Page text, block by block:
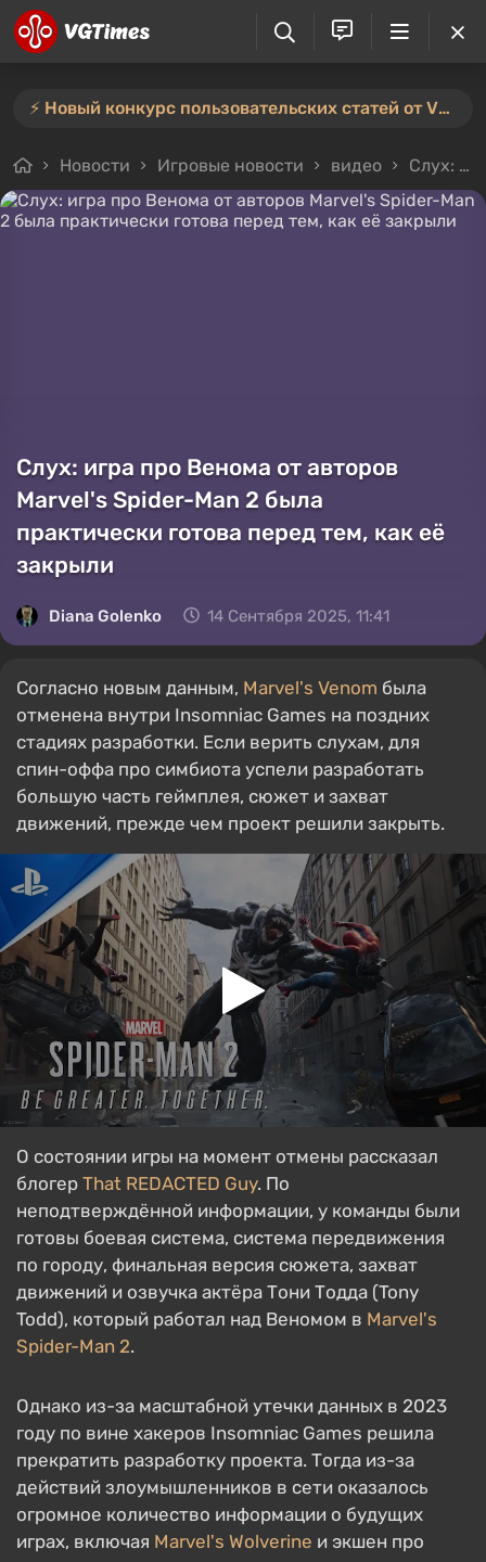
⚡️ Новый конкурс пользовательских статей от VGTimes — участвуйте тут ⚡️
Новости Игровые новости видео Слух: игра про Венома от авторов Marvel's Spider-Man 2 была практически готова перед тем, как её закрыли
Слух: игра про Венома от авторов
Marvel's Spider-Man 2 была
практически готова перед тем, как её
закрыли
Diana Golenko 14 Сентября 2025, 11:41
Согласно новым данным, Marvel's Venom была
отменена внутри Insomniac Games на поздних
стадиях разработки. Если верить слухам, для
спин-оффа про симбиота успели разработать
большую часть геймплея, сюжет и захват
движений, прежде чем проект решили закрыть.
О состоянии игры на момент отмены рассказал
блогер That REDACTED Guy. По
неподтверждённой информации, у команды были
готовы боевая система, система передвижения
по городу, финальная версия сюжета, захват
движений и озвучка актёра Тони Тодда (Tony
Todd), который работал над Веномом в Marvel's
Spider-Man 2.
Однако из-за масштабной утечки данных в 2023
году по вине хакеров Insomniac Games решила
прекратить разработку проекта. Тогда из-за
действий злоумышленников в сети оказалось
огромное количество информации о будущих
играх, включая Marvel's Wolverine и экшен про